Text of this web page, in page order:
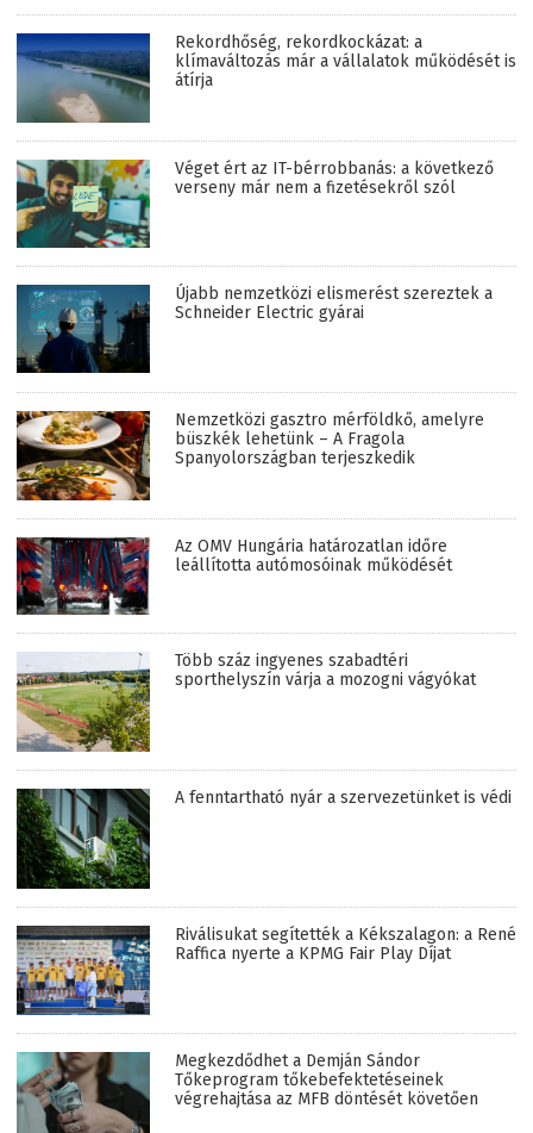
Rekordhőség, rekordkockázat: a
klímaváltozás már a vállalatok működését is
átírja
Véget ért az IT-bérrobbanás: a következő
verseny már nem a fizetésekről szól
Újabb nemzetközi elismerést szereztek a
Schneider Electric gyárai
Nemzetközi gasztro mérföldkő, amelyre
büszkék lehetünk – A Fragola
Spanyolországban terjeszkedik
Az OMV Hungária határozatlan időre
leállította autómosóinak működését
Több száz ingyenes szabadtéri
sporthelyszín várja a mozogni vágyókat
A fenntartható nyár a szervezetünket is védi
Riválisukat segítették a Kékszalagon: a René
Raffica nyerte a KPMG Fair Play Díjat
Megkezdődhet a Demján Sándor
Tőkeprogram tőkebefektetéseinek
végrehajtása az MFB döntését követően